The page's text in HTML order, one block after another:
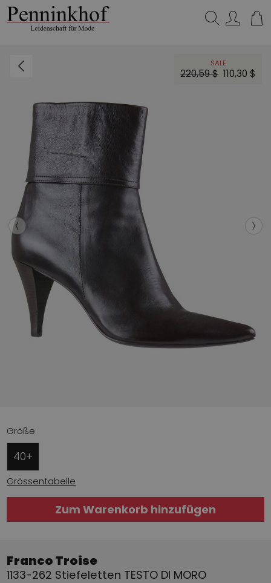
SALE
220,59 $ 110,30 $
Größe
40+
Grössentabelle
Zum Warenkorb hinzufügen
Franco Troise
1133-262 Stiefeletten TESTO DI MORO